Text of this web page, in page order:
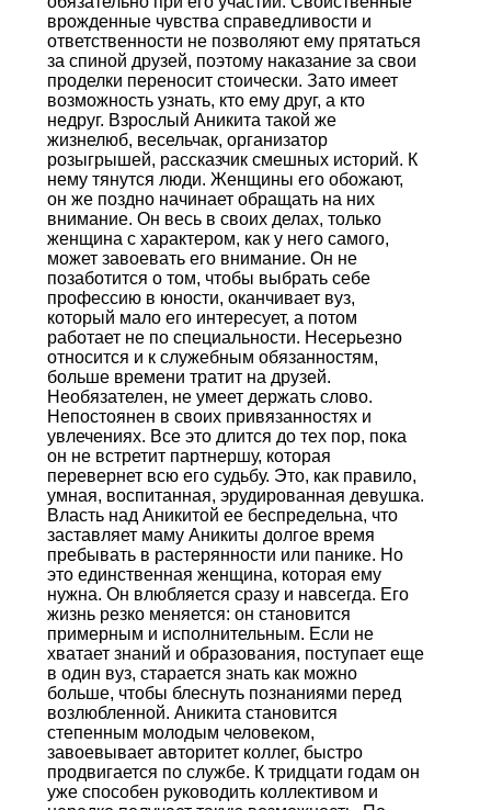
врожденные чувства справедливости и
ответственности не позволяют ему прятаться
за спиной друзей, поэтому наказание за свои
проделки переносит стоически. Зато имеет
возможность узнать, кто ему друг, а кто
недруг. Взрослый Аникита такой же
жизнелюб, весельчак, организатор
розыгрышей, рассказчик смешных историй. К
нему тянутся люди. Женщины его обожают,
он же поздно начинает обращать на них
внимание. Он весь в своих делах, только
женщина с характером, как у него самого,
может завоевать его внимание. Он не
позаботится о том, чтобы выбрать себе
профессию в юности, оканчивает вуз,
который мало его интересует, а потом
работает не по специальности. Несерьезно
относится и к служебным обязанностям,
больше времени тратит на друзей.
Необязателен, не умеет держать слово.
Непостоянен в своих привязанностях и
увлечениях. Все это длится до тех пор, пока
он не встретит партнершу, которая
перевернет всю его судьбу. Это, как правило,
умная, воспитанная, эрудированная девушка.
Власть над Аникитой ее беспредельна, что
заставляет маму Аникиты долгое время
пребывать в растерянности или панике. Но
это единственная женщина, которая ему
нужна. Он влюбляется сразу и навсегда. Его
жизнь резко меняется: он становится
примерным и исполнительным. Если не
хватает знаний и образования, поступает еще
в один вуз, старается знать как можно
больше, чтобы блеснуть познаниями перед
возлюбленной. Аникита становится
степенным молодым человеком,
завоевывает авторитет коллег, быстро
продвигается по службе. К тридцати годам он
уже способен руководить коллективом и